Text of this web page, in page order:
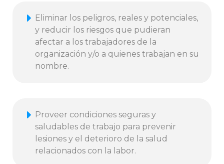
Eliminar los peligros, reales y potenciales,
y reducir los riesgos que pudieran
afectar a los trabajadores de la
organización y/o a quienes trabajan en su
nombre.
Proveer condiciones seguras y
saludables de trabajo para prevenir
lesiones y el deterioro de la salud
relacionados con la labor.